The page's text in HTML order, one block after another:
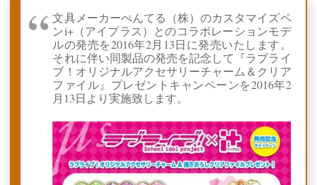
文具メーカーぺんてる（株）のカスタマイズペ
ンi+（アイプラス）とのコラボレーションモデ
ルの発売を2016年2月13日に発売いたします。
それに伴い同製品の発売を記念して『ラブライ
ブ！オリジナルアクセサリーチャーム＆クリア
ファイル』プレゼントキャンペーンを2016年2
月13日より実施致します。